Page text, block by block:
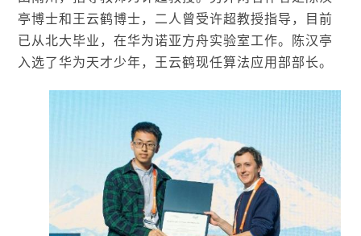
亭博士和王云鹤博士，二人曾受许超教授指导，目前
已从北大毕业，在华为诺亚方舟实验室工作。陈汉亭
入选了华为天才少年，王云鹤现任算法应用部部长。